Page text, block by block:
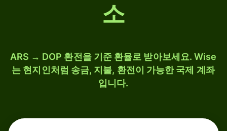
소
ARS → DOP 환전을 기준 환율로 받아보세요. Wise
는 현지인처럼 송금, 지불, 환전이 가능한 국제 계좌
입니다.